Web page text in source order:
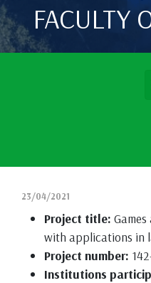
FACULTY
23/04/2021
Project title:
with applications in
Project number:
Institutions